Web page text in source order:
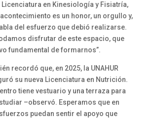
en Kinesiología y Fisiatría,
es un honor, un orgullo y,
del esfuerzo que debió realizarse.
disfrutar de este espacio, que
fundamental de formarnos”.
recordó que, en 2025, la UNAHUR
su nueva Licenciatura en Nutrición.
tiene vestuario y una terraza para
–observó. Esperamos que en
puedan sentir el apoyo que